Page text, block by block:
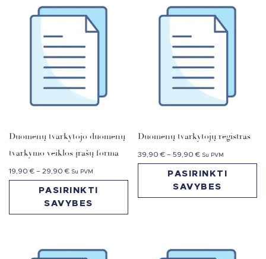
Duomenų tvarkytojo duomenų
tvarkymo veiklos įrašų forma
19,90€ – 29,90€ Su PVM
PASIRINKTI
SAVYBES
Duomenų tvarkytojų registras
39,90€ – 59,90€ Su PVM
PASIRINKTI
SAVYBES